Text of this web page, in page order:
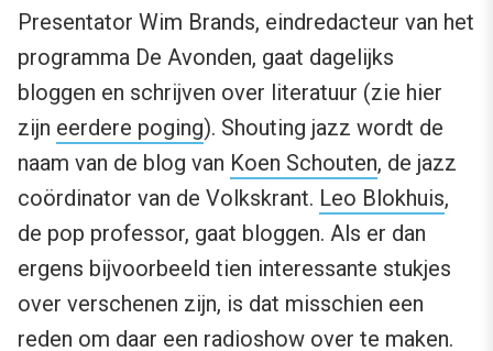
Presentator Wim Brands, eindredacteur van het
programma De Avonden, gaat dagelijks
bloggen en schrijven over literatuur (zie hier
zijn eerdere poging). Shouting jazz wordt de
naam van de blog van Koen Schouten, de jazz
coördinator van de Volkskrant. Leo Blokhuis,
de pop professor, gaat bloggen. Als er dan
ergens bijvoorbeeld tien interessante stukjes
over verschenen zijn, is dat misschien een
reden om daar een radioshow over te maken.